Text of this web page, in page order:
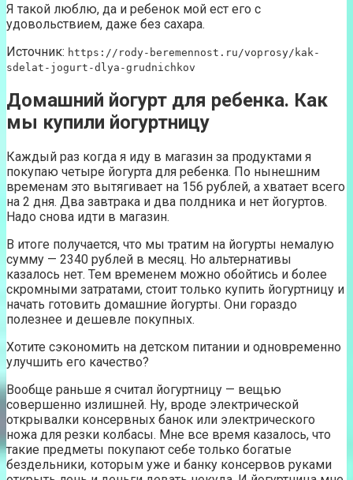
Я такой люблю, да и ребенок мой ест его с
удовольствием, даже без сахара.
Источник: https://rody-beremennost.ru/voprosy/kak-
sdelat-jogurt-dlya-grudnichkov
Домашний йогурт для ребенка. Как
мы купили йогуртницу
Каждый раз когда я иду в магазин за продуктами я
покупаю четыре йогурта для ребенка. По нынешним
временам это вытягивает на 156 рублей, а хватает всего
на 2 дня. Два завтрака и два полдника и нет йогуртов.
Надо снова идти в магазин.
В итоге получается, что мы тратим на йогурты немалую
сумму — 2340 рублей в месяц. Но альтернативы
казалось нет. Тем временем можно обойтись и более
скромными затратами, стоит только купить йогуртницу и
начать готовить домашние йогурты. Они гораздо
полезнее и дешевле покупных.
Хотите сэкономить на детском питании и одновременно
улучшить его качество?
Вообще раньше я считал йогуртницу — вещью
совершенно излишней. Ну, вроде электрической
открывалки консервных банок или электрического
ножа для резки колбасы. Мне все время казалось, что
такие предметы покупают себе только богатые
бездельники, которым уже и банку консервов руками